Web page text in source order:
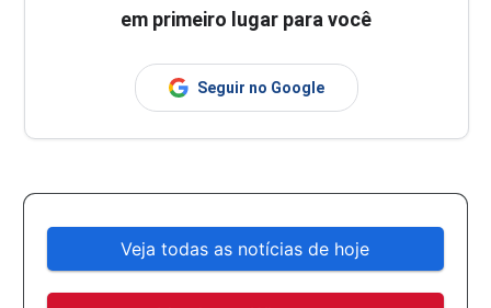
em primeiro lugar para você
Seguir no Google
Veja todas as notícias de hoje